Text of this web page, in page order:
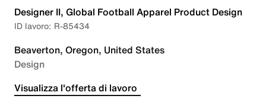
Designer II, Global Football Apparel Product Design
R-85434
Beaverton, Oregon, United States
Design
Visualizza l'offerta di lavoro